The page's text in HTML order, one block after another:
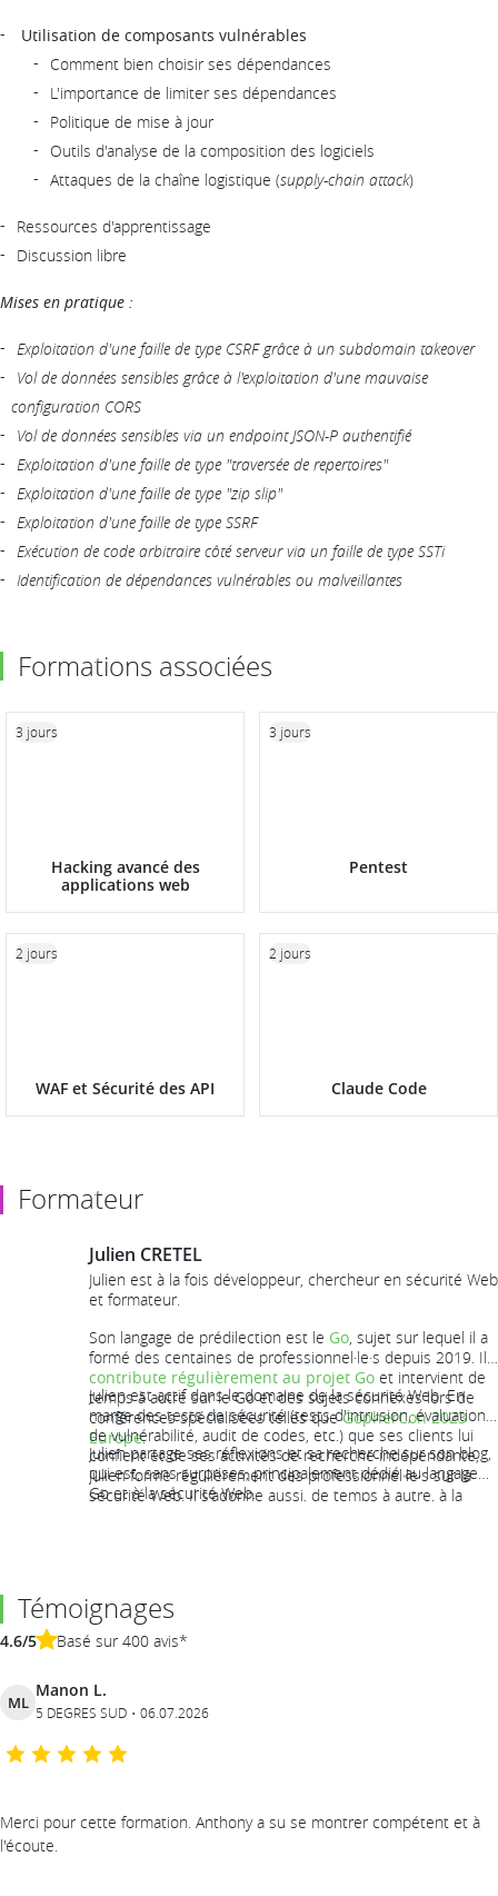
Utilisation de composants vulnérables
Comment bien choisir ses dépendances
L'importance de limiter ses dépendances
Politique de mise à jour
Outils d'analyse de la composition des logiciels
Attaques de la chaîne logistique (supply-chain attack)
Ressources d'apprentissage
Discussion libre
Mises en pratique :
Exploitation d'une faille de type CSRF grâce à un subdomain takeover
Vol de données sensibles grâce à l'exploitation d'une mauvaise
configuration CORS
Vol de données sensibles via un endpoint JSON-P authentifié
Exploitation d'une faille de type "traversée de repertoires"
Exploitation d'une faille de type "zip slip"
Exploitation d'une faille de type SSRF
Exécution de code arbitraire côté serveur via un faille de type SSTi
Identification de dépendances vulnérables ou malveillantes
Formations associées
Hacking avancé des
applications web
3 jours
Pentest
3 jours
WAF et Sécurité des API
2 jours
Claude Code
2 jours
Formateur
Julien CRETEL
Julien est à la fois développeur, chercheur en sécurité Web
et formateur.
Son langage de prédilection est le Go, sujet sur lequel il a
formé des centaines de professionnel·le·s depuis 2019. Il
contribute régulièrement au projet Go et intervient de
temps à autre sur le Go et des sujets connexes lors de
conférences spécialisées telles queGopherCon 2023
Europe.
Julien est actif dans le domaine de la sécurité Web. En
marge des tests de sécurité (tests d'intrusion, évaluation
de vulnérabilité, audit de codes, etc.) que ses clients lui
confient et de ses activités de recherche indépendante,
Julien forme régulièrement des professionnel·le·s sur la
sécurité Web. Il s'adonne aussi, de temps à autre, à la
Julien partage ses réflexions et sa recherche sur son blog,
qui est, sans surprises, principalement dédié au langage
Go et à la sécurité Web.
Témoignages
4.6/5 Basé sur 400 avis*
ML
Manon L.
5 DEGRES SUD 06.07.2026
Merci pour cette formation. Anthony a su se montrer compétent et à
l'écoute.